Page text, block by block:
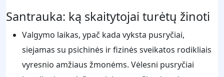
Santrauka: ką skaitytojai turėtų žinoti
Valgymo laikas, ypač kada vyksta pusryčiai,
siejamas su psichinės ir fizinės sveikatos rodikliais
vyresnio amžiaus žmonėms. Vėlesni pusryčiai